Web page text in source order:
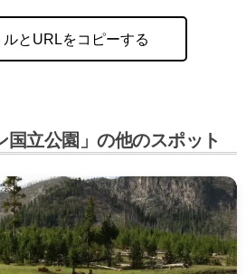
ルとURLをコピーする
国立公園」の他のスポット